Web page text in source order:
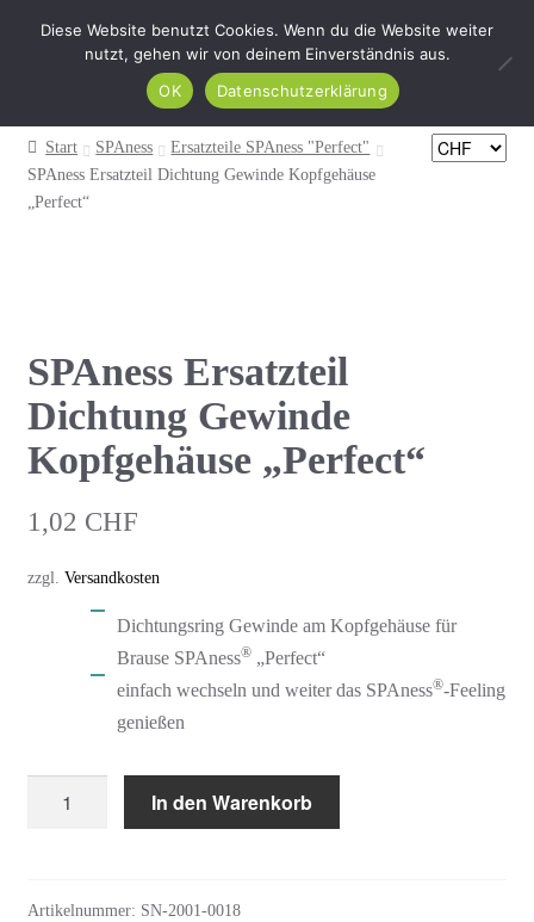
Menü
Produkte
Kasse
Warenkorb
Start SPAness
Ersatzteile SPAness "Perfect"
SPAness Ersatzteil Dichtung Gewinde Kopfgehäuse
„Perfect“
SPAness Ersatzteil
Dichtung Gewinde
Kopfgehäuse „Perfect“
1,02 CHF
zzgl. Versandkosten
Dichtungsring Gewinde am Kopfgehäuse für
Brause SPAness®„Perfect“
einfach wechseln und weiter das SPAness®-Feeling
genießen
In den Warenkorb
Artikelnummer: SN-2001-0018
Diese Website benutzt Cookies. Wenn du die Website weiter
nutzt, gehen wir von deinem Einverständnis aus.
OK
Datenschutzerklärung